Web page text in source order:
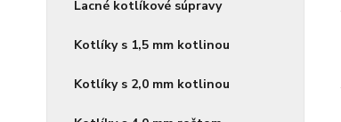
Lacné kotlíkové súpravy
Kotlíky s 1,5 mm kotlinou
Kotlíky s 2,0 mm kotlinou